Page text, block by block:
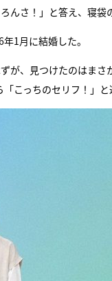
んさ！」と答え、寝袋
1月に結婚した。
が、見つけたのはま
こっちのセリフ！」と